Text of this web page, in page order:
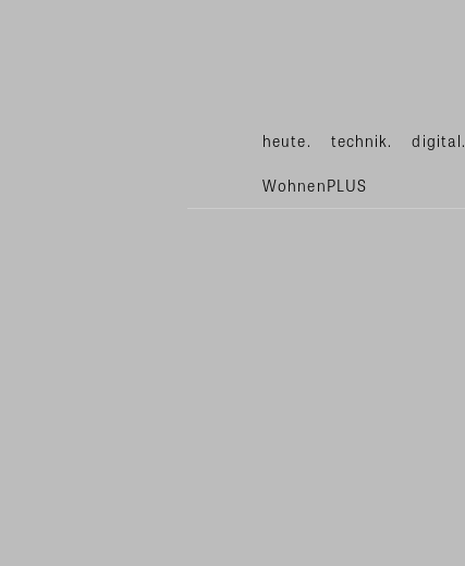
heute. technik. digital.
WohnenPLUS